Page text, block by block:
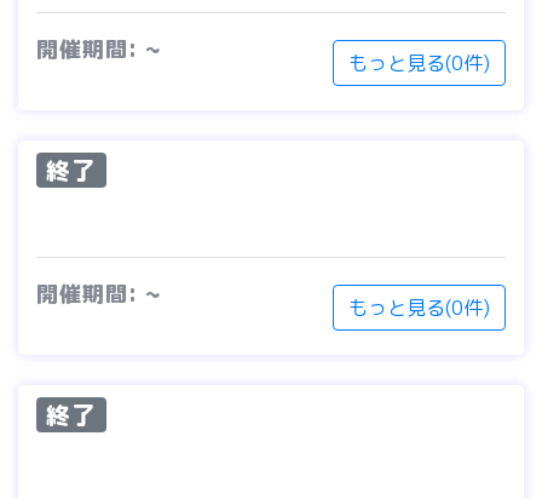
開催期間: ~ もっと見る(0件)
終了
開催期間: ~ もっと見る(0件)
終了